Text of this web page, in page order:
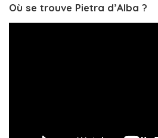
Où se trouve Pietra d’Alba ?